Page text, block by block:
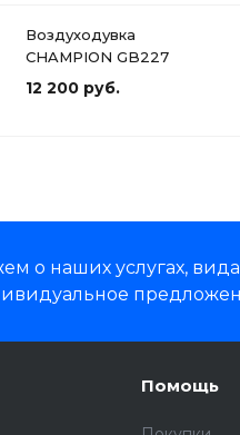
Воздуходувка
CHAMPION GB227
12 200 руб.
о наших услугах,
Помощь